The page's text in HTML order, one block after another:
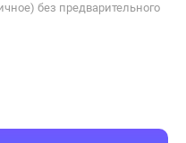
без предварительного